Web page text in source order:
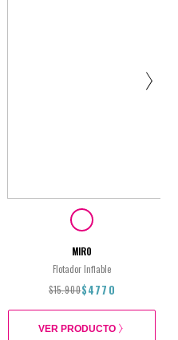
MIRO
Flotador Inflable
$15.900$4770
VER PRODUCTO